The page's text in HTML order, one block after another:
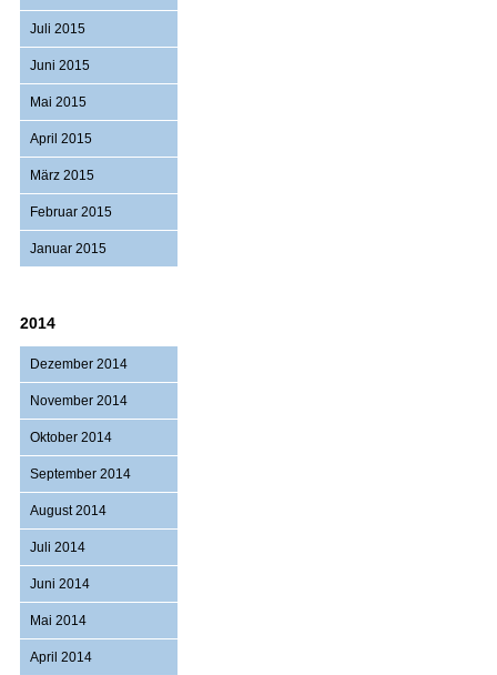
Juli 2015
Juni 2015
Mai 2015
April 2015
März 2015
Februar 2015
Januar 2015
2014
Dezember 2014
November 2014
Oktober 2014
September 2014
August 2014
Juli 2014
Juni 2014
Mai 2014
April 2014